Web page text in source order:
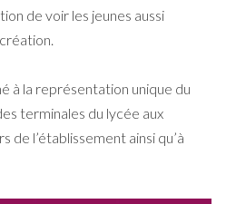
de voir les jeunes aussi
à la représentation unique du
terminales du lycée aux
de l’établissement ainsi qu’à